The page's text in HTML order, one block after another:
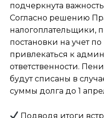
подчеркнута
Согласно решению
налогоплательщики,
постановки на учет
привлекаться к
ответственности.
будут списаны в
суммы долга до 1
Подводя итоги